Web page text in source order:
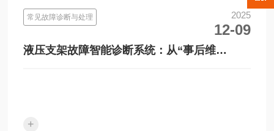
常见故障诊断与处理 2025
12-09
液压支架故障智能诊断系统：从“事后维
+